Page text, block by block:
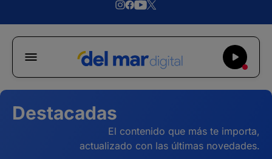
Destacadas
El contenido que más te importa,
actualizado con las últimas novedades.